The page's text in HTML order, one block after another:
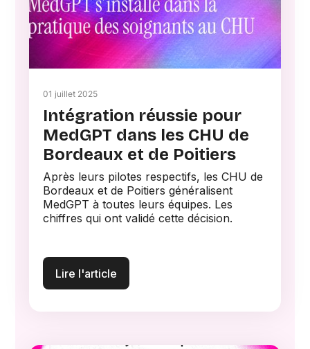
01 juillet 2025
Intégration réussie pour
MedGPT dans les CHU de
Bordeaux et de Poitiers
Après leurs pilotes respectifs, les CHU de
Bordeaux et de Poitiers généralisent
MedGPT à toutes leurs équipes. Les
chiffres qui ont validé cette décision.
Lire l'article